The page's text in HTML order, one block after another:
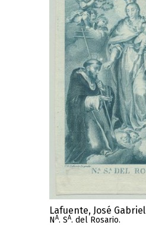
Lafuente, José Gabriel
NA. SA. del Rosario.